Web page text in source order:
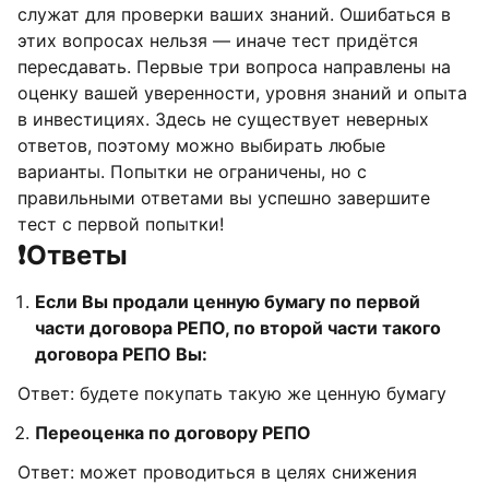
служат для проверки ваших знаний. Ошибаться в
этих вопросах нельзя — иначе тест придётся
пересдавать. Первые три вопроса направлены на
оценку вашей уверенности, уровня знаний и опыта
в инвестициях. Здесь не существует неверных
ответов, поэтому можно выбирать любые
варианты. Попытки не ограничены, но с
правильными ответами вы успешно завершите
тест с первой попытки!
❗Ответы
Если Вы продали ценную бумагу по первой
части договора РЕПО, по второй части такого
договора РЕПО Вы:
Ответ: будете покупать такую же ценную бумагу
Переоценка по договору РЕПО
Ответ: может проводиться в целях снижения